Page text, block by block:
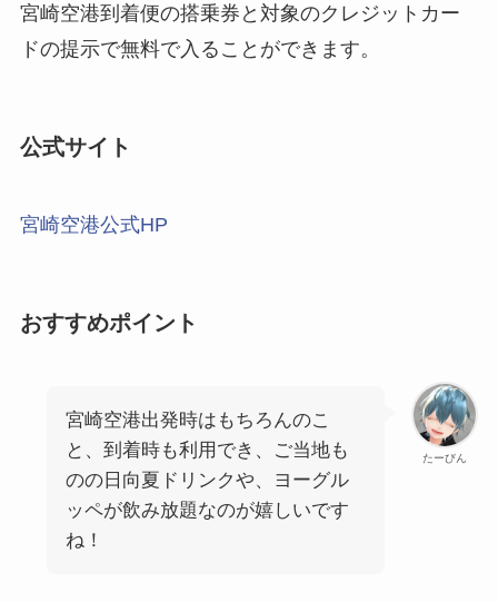
宮崎空港到着便の搭乗券と対象のクレジットカー
ドの提示で無料で入ることができます。
公式サイト
宮崎空港公式HP
おすすめポイント
たーびん
宮崎空港出発時はもちろんのこ
と、到着時も利用でき、ご当地も
のの日向夏ドリンクや、ヨーグル
ッペが飲み放題なのが嬉しいです
ね！